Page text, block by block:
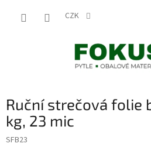
CZK
Ruční strečová folie
kg, 23 mic
SFB23